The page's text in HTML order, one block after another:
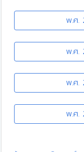
พ.ศ.
พ.ศ.
พ.ศ.
พ.ศ.